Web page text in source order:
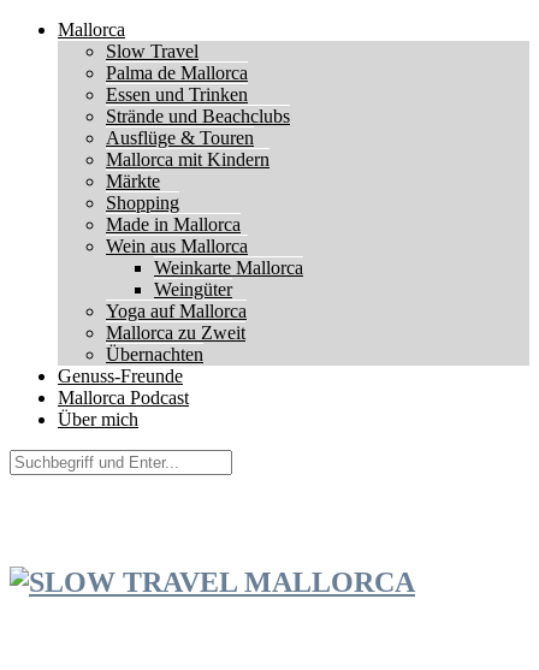
Mallorca
Slow Travel
Palma de Mallorca
Essen und Trinken
Strände und Beachclubs
Ausflüge & Touren
Mallorca mit Kindern
Märkte
Shopping
Made in Mallorca
Wein aus Mallorca
Weinkarte Mallorca
Weingüter
Yoga auf Mallorca
Mallorca zu Zweit
Übernachten
Genuss-Freunde
Mallorca Podcast
Über mich